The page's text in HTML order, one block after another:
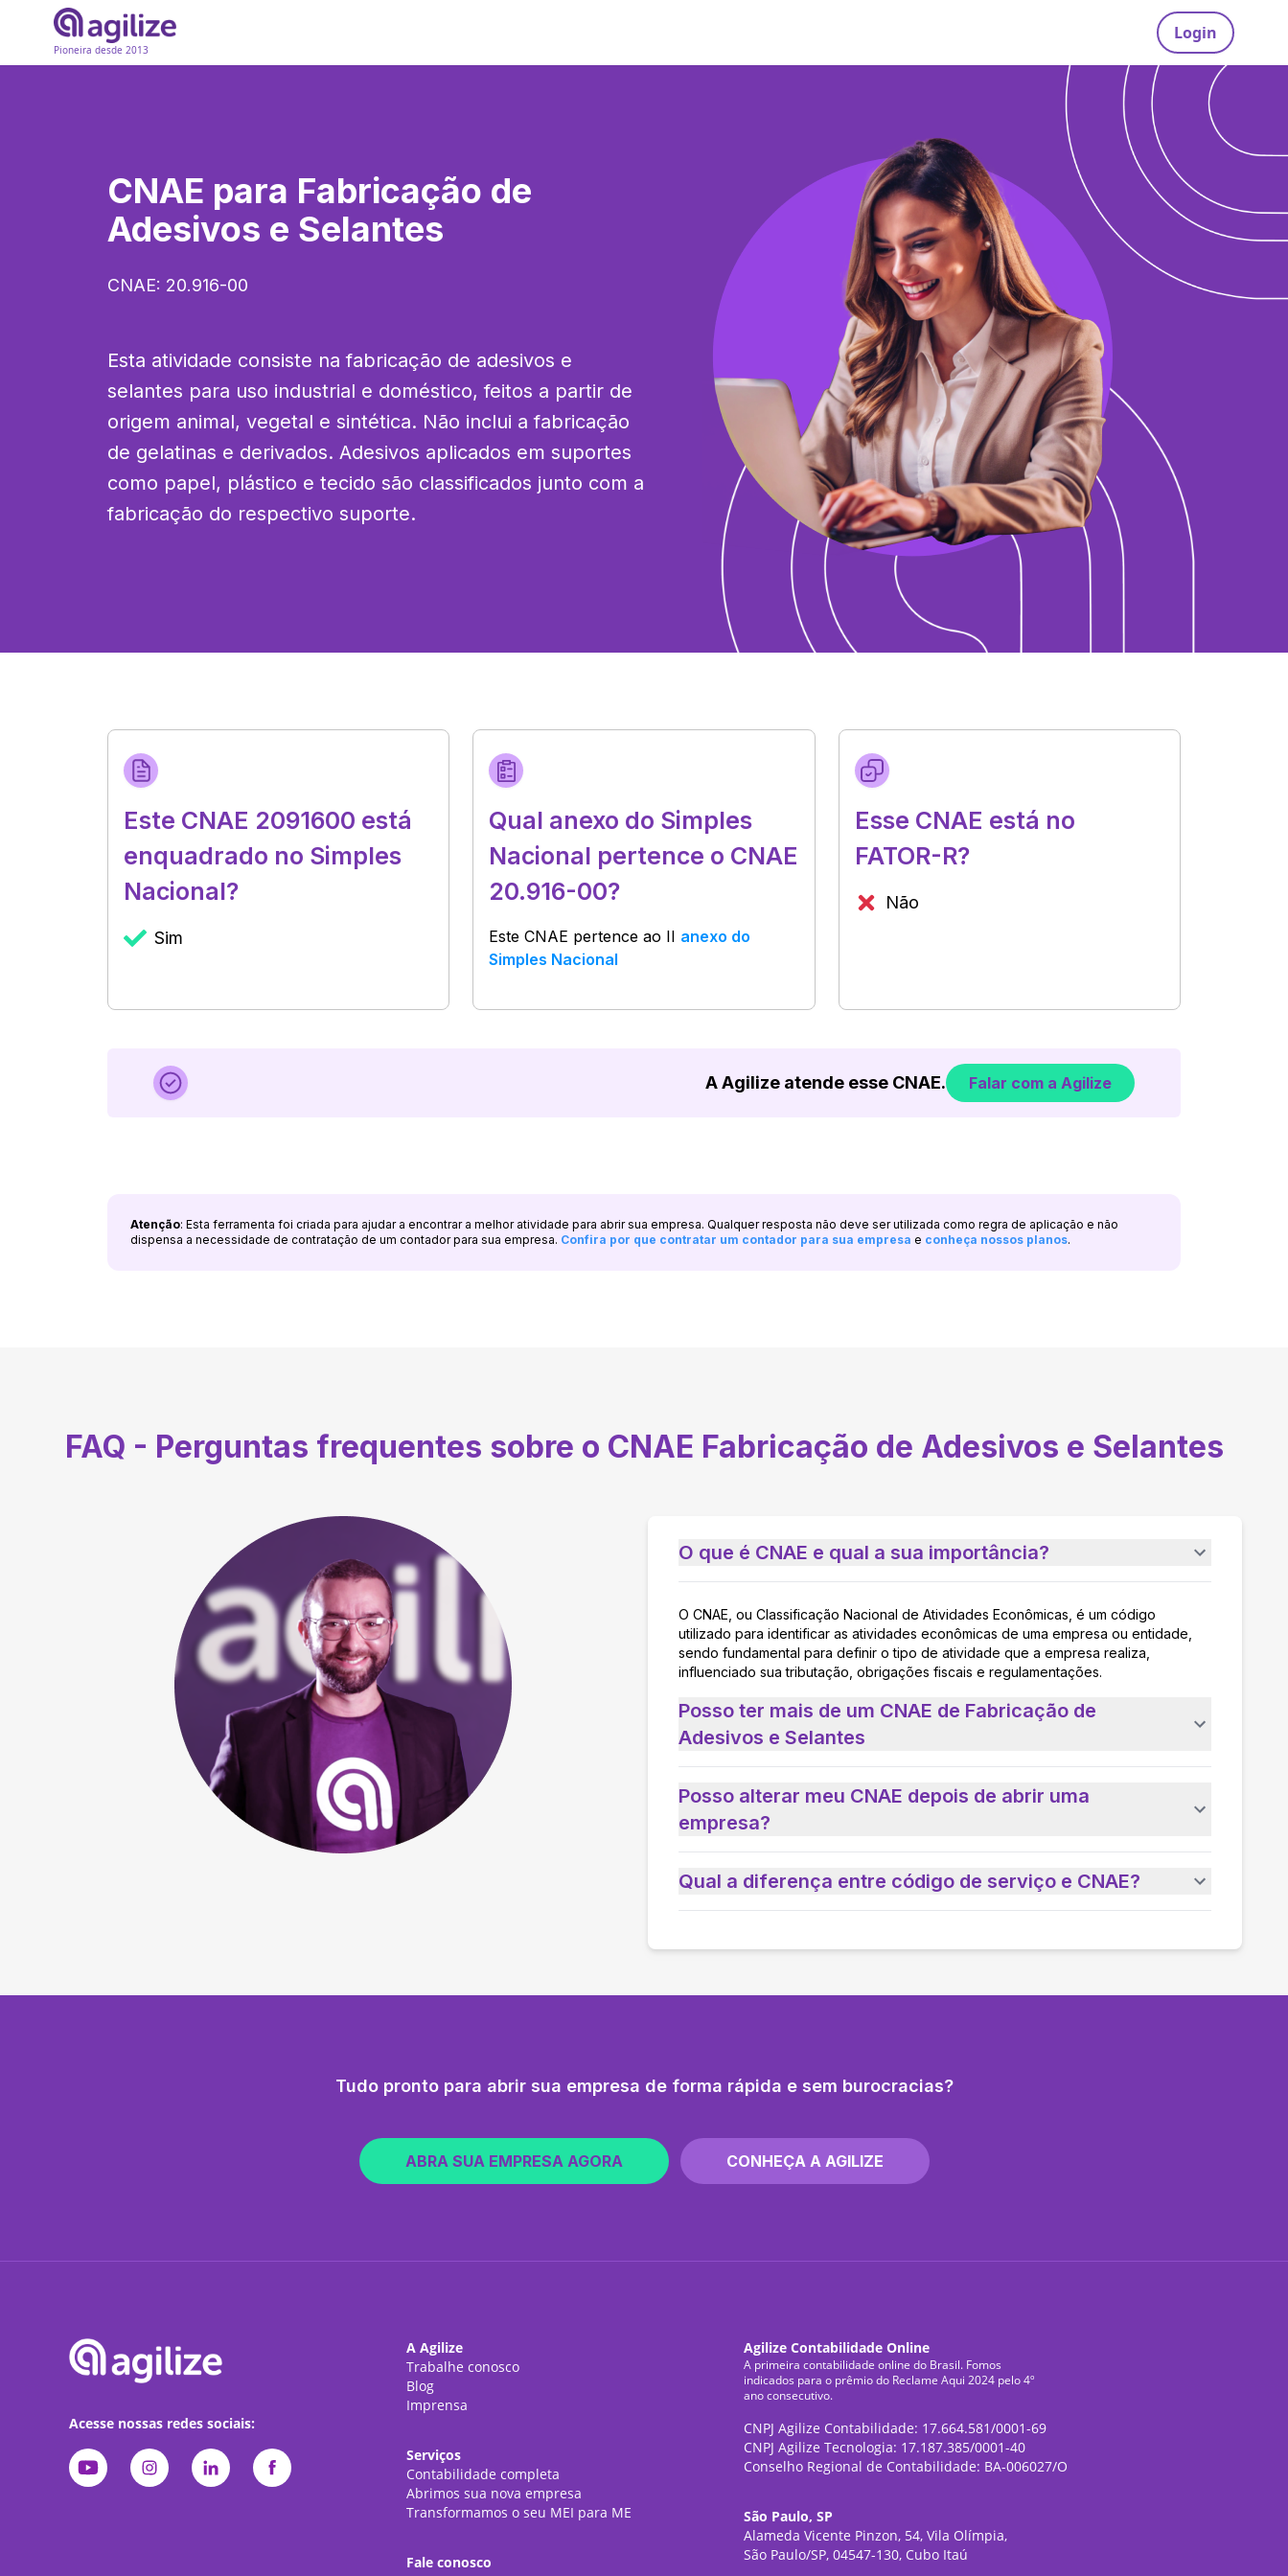
Pioneira desde 2013
Login
CNAE para Fabricação de
Adesivos e Selantes
CNAE: 20.916-00
Esta atividade consiste na fabricação de adesivos e
selantes para uso industrial e doméstico, feitos a partir de
origem animal, vegetal e sintética. Não inclui a fabricação
de gelatinas e derivados. Adesivos aplicados em suportes
como papel, plástico e tecido são classificados junto com a
fabricação do respectivo suporte.
Este CNAE 2091600 está
enquadrado no Simples
Nacional?
Sim
Qual anexo do Simples
Nacional pertence o CNAE
20.916-00?
Este CNAE pertence ao II anexo do
Simples Nacional
Esse CNAE está no
FATOR-R?
Não
A Agilize atende esse CNAE. Falar com a Agilize
Atenção: Esta ferramenta foi criada para ajudar a encontrar a melhor atividade para abrir sua empresa. Qualquer resposta não deve ser utilizada como regra de aplicação e não
dispensa a necessidade de contratação de um contador para sua empresa. Confira por que contratar um contador para sua empresa e conheça nossos planos.
FAQ - Perguntas frequentes sobre o CNAE Fabricação de Adesivos e Selantes
O que é CNAE e qual a sua importância?
O CNAE, ou Classificação Nacional de Atividades Econômicas, é um código
utilizado para identificar as atividades econômicas de uma empresa ou entidade,
sendo fundamental para definir o tipo de atividade que a empresa realiza,
influenciado sua tributação, obrigações fiscais e regulamentações.
Posso ter mais de um CNAE de Fabricação de
Adesivos e Selantes
Posso alterar meu CNAE depois de abrir uma
empresa?
Qual a diferença entre código de serviço e CNAE?
Tudo pronto para abrir sua empresa de forma rápida e sem burocracias?
ABRA SUA EMPRESA AGORA CONHEÇA A AGILIZE
Acesse nossas redes sociais:
A Agilize
Trabalhe conosco
Blog
Imprensa
Serviços
Contabilidade completa
Abrimos sua nova empresa
Transformamos o seu MEI para ME
Fale conosco
Agilize Contabilidade Online
A primeira contabilidade online do Brasil. Fomos
indicados para o prêmio do Reclame Aqui 2024 pelo 4º
ano consecutivo.
CNPJ Agilize Contabilidade: 17.664.581/0001-69
CNPJ Agilize Tecnologia: 17.187.385/0001-40
Conselho Regional de Contabilidade: BA-006027/O
São Paulo, SP
Alameda Vicente Pinzon, 54, Vila Olímpia,
São Paulo/SP, 04547-130, Cubo Itaú